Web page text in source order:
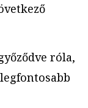
róla,